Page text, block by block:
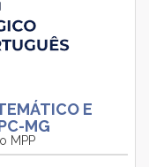
E
MG
MPP